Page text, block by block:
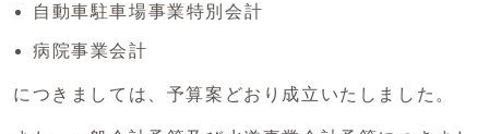
自動車駐車場事業特別会計
病院事業会計
につきましては、予算案どおり成立いたしました。